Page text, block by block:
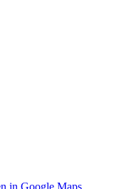
in Google Maps